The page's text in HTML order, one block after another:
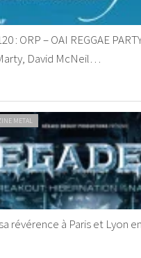
: ORP – OAI REGGAE
David McNeil…
METAL
révérence à Paris et Lyon